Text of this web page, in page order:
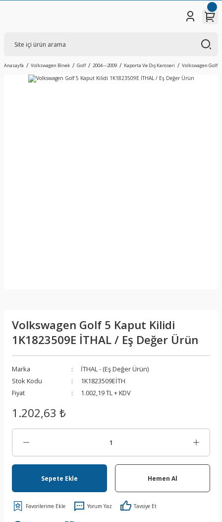
Anasayfa Volkswagen Binek Golf 2004---2009 Kaporta Ve Dış Karoseri Volkswagen Golf
Volkswagen Golf 5 Kaput Kilidi
1K1823509E İTHAL / Eş Değer Ürün
Marka
İTHAL - (Eş Değer Ürün)
Stok Kodu
1K1823509EİTH
Fiyat
1.002,19 TL + KDV
1.202,63 ₺
Sepete Ekle Hemen Al
Yorum Yaz Tavsiye Et